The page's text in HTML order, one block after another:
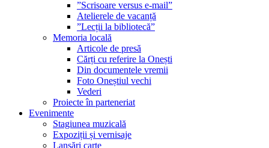
”Scrisoare versus e-mail”
Atelierele de vacanță
”Lecții la bibliotecă”
Memoria locală
Articole de presă
Cărți cu referire la Onești
Din documentele vremii
Foto Oneștiul vechi
Vederi
Proiecte în parteneriat
Evenimente
Stagiunea muzicală
Expoziții și vernisaje
Lansări carte